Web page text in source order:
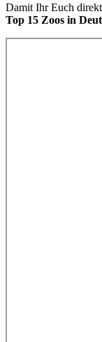
Damit Ihr Euch
Top 15 Zoos in